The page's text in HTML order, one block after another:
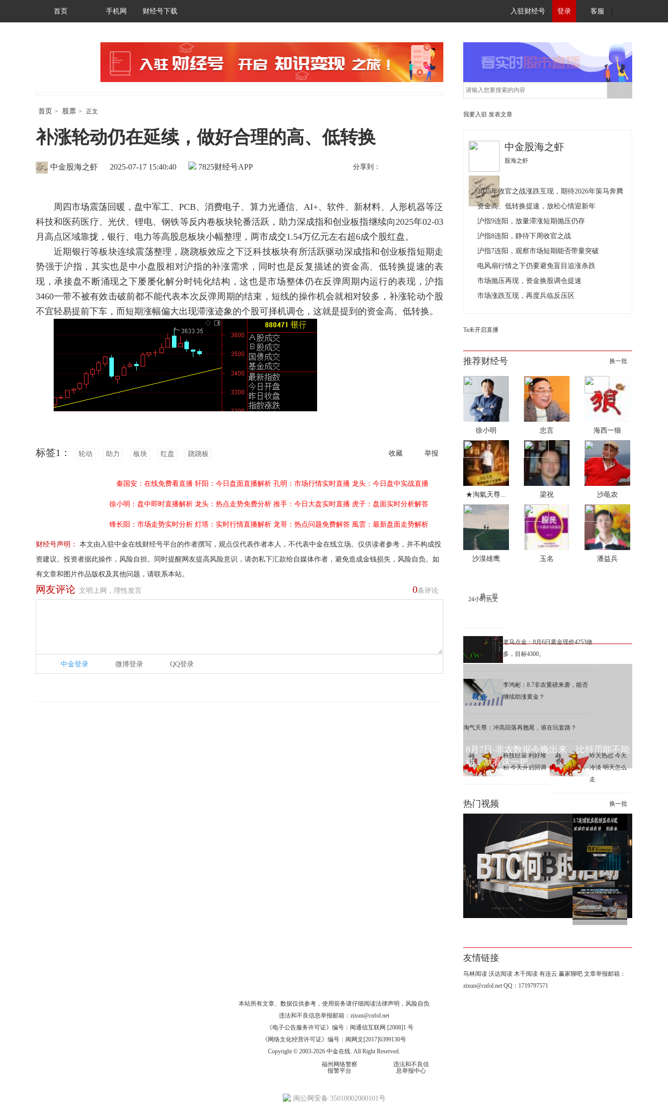
首页 手机网 财经号下载 入驻财经号 登录 客服
首页 > 股票 > 正文
补涨轮动仍在延续，做好合理的高、低转换
财经号APP
中金股海之虾 2025-07-17 15:40:40 7825 分享到：
周四市场震荡回暖，盘中军工、PCB、消费电子、算力光通信、AI+、软件、新材料、人形机器等泛
科技和医药医疗、光伏、锂电、钢铁等反内卷板块轮番活跃，助力深成指和创业板指继续向2025年02-03
月高点区域靠拢，银行、电力等高股息板块小幅整理，两市成交1.54万亿元左右超6成个股红盘。
近期银行等板块连续震荡整理，跷跷板效应之下泛科技板块有所活跃驱动深成指和创业板指短期走
势强于沪指，其实也是中小盘股相对沪指的补涨需求，同时也是反复描述的资金高、低转换提速的表
现，承接盘不断涌现之下屡屡化解分时钝化结构，这也是市场整体仍在反弹周期内运行的表现，沪指
3460一带不被有效击破前都不能代表本次反弹周期的结束，短线的操作机会就相对较多，补涨轮动个股
不宜轻易提前下车，而短期涨幅偏大出现滞涨迹象的个股可择机调仓，这就是提到的资金高、低转换。
收藏 举报
标签1： 轮动 助力 板块 红盘 跷跷板
秦国安：在线免费看直播 轩阳：今日盘面直播解析 孔明：市场行情实时直播 龙头：今日盘中实战直播
徐小明：盘中即时直播解析 龙头：热点走势免费分析 推手：今日大盘实时直播 虎子：盘面实时分析解答
锋长阳：市场走势实时分析 灯塔：实时行情直播解析 龙哥：热点问题免费解答 風雲：最新盘面走势解析
财经号声明：
本文由入驻中金在线财经号平台的作者撰写，观点仅代表作者本人，不代表中金在线立场。仅供读者参考，并不构成投
资建议。投资者据此操作，风险自担。同时提醒网友提高风险意识，请勿私下汇款给自媒体作者，避免造成金钱损失，风险自负。如
有文章和图片作品版权及其他问题，请联系本站。
0条评论
网友评论 文明上网，理性发言
中金登录 微博登录 QQ登录
我要入驻 发表文章
中金股海之虾
股海之虾
2025年收官之战涨跌互现，期待2026年策马奔腾
资金高、低转换提速，放松心情迎新年
沪指9连阳，放量滞涨短期抛压仍存
沪指8连阳，静待下周收官之战
沪指7连阳，观察市场短期能否带量突破
电风扇行情之下仍要避免盲目追涨杀跌
市场抛压再现，资金换股调仓提速
市场涨跌互现，再度兵临反压区
Ta未开启直播
推荐财经号 换一批
徐小明 忠言 海西一狼
★淘氣天尊... 梁祝 沙黾农
沙漠雄鹰 玉名 潘益兵
24小时热文
换一批
老马点金：8月6日黄金现价4253做
多，目标4300。
李鸿彬：8.7非农重磅来袭，能否
继续助涨黄金？
淘气天尊：冲高回落再翘尾，谁在玩套路？
科技巨震 利好堆
积 今天开启回调
昨天热恋 今天
冷淡 明天怎么
走
热门视频 换一批
8月7日-非农数据今晚出来，比特币能不能
动，就看这一把。
美国就业数据显示AI发展导致
连续裁员，川普坐不住了
趋势追踪2.0星雅龙老师课程8月
7日铁矿石日内观点解读
这个时代节奏很快，但别克选
择为你慢下来
友情链接
马林阅读 沃达阅读 木千阅读 有连云 赢家聊吧 文章举报邮箱：
zixun@cnfol.net QQ：1719797571
本站所有文章、数据仅供参考，使用前务请仔细阅读法律声明 ，风险自负
违法和不良信息举报邮箱： zixun@cnfol.net
《电子公告服务许可证》编号：闽通信互联网 [2008]1 号
《网络文化经营许可证》编号：闽网文[2017]6399130号
Copyright © 2003-2026 中金在线. All Right Reserved.
福州网络警察
报警平台
违法和不良信
息举报中心
闽公网安备 35010002000101号